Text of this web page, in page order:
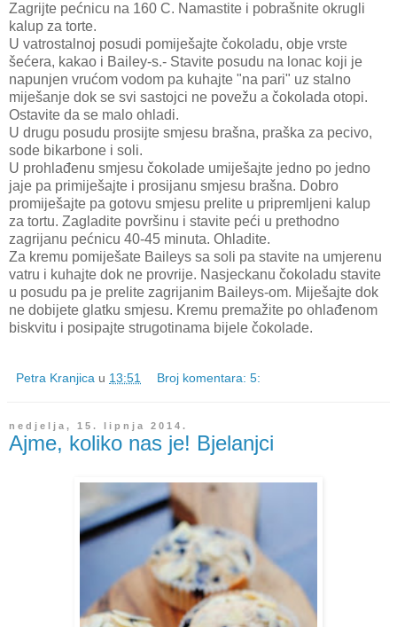
Zagrijte pećnicu na 160 C. Namastite i pobrašnite okrugli
kalup za torte.
U vatrostalnoj posudi pomiješajte čokoladu, obje vrste
šećera, kakao i Bailey-s.- Stavite posudu na lonac koji je
napunjen vrućom vodom pa kuhajte "na pari" uz stalno
miješanje dok se svi sastojci ne povežu a čokolada otopi.
Ostavite da se malo ohladi.
U drugu posudu prosijte smjesu brašna, praška za pecivo,
sode bikarbone i soli.
U prohlađenu smjesu čokolade umiješajte jedno po jedno
jaje pa primiješajte i prosijanu smjesu brašna. Dobro
promiješajte pa gotovu smjesu prelite u pripremljeni kalup
za tortu. Zagladite površinu i stavite peći u prethodno
zagrijanu pećnicu 40-45 minuta. Ohladite.
Za kremu pomiješate Baileys sa soli pa stavite na umjerenu
vatru i kuhajte dok ne provrije. Nasjeckanu čokoladu stavite
u posudu pa je prelite zagrijanim Baileys-om. Miješajte dok
ne dobijete glatku smjesu. Kremu premažite po ohlađenom
biskvitu i posipajte strugotinama bijele čokolade.
Petra Kranjica u 13:51 Broj komentara: 5:
nedjelja, 15. lipnja 2014.
Ajme, koliko nas je! Bjelanjci